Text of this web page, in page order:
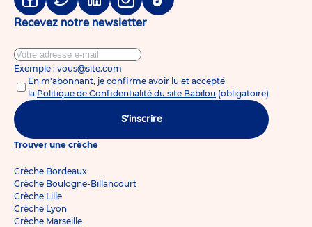
Facebook
TwitterLinkedinInstagram
Tiktok
Recevez notre newsletter
Exemple : vous@site.com
En m'abonnant, je confirme avoir lu et accepté
la Politique de Confidentialité du site Babilou (obligatoire)
S'inscrire
Trouver une crèche
Crèche Bordeaux
Crèche Boulogne-Billancourt
Crèche Lille
Crèche Lyon
Crèche Marseille